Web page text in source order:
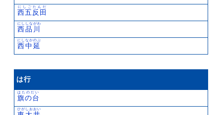
西五反田
にしごたんだ
西品川
にししながわ
西中延
にしなかのぶ
は行
旗の台
はたのだい
ひがしおおい